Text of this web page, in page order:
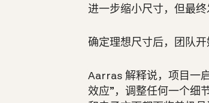
进一步缩小尺寸，但最
确定理想尺寸后，团队
Aarras 解释说，项目一
效应”，调整任何一个细